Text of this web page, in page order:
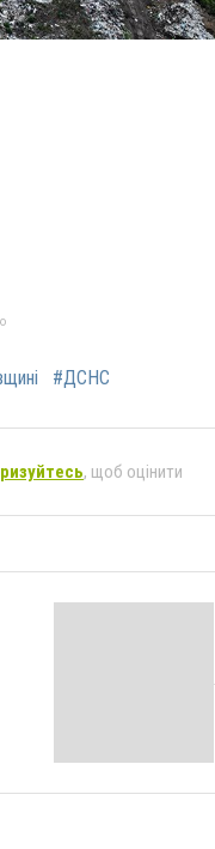
#ДСНС
, щоб оцінити